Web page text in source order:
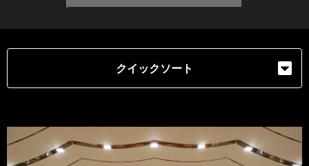
クイックソート